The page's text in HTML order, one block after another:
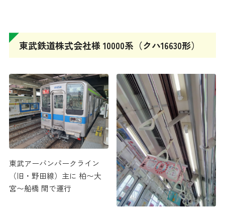
東武鉄道株式会社様 10000系（クハ16630形）
東武アーバンパークライン
（旧・野田線）主に 柏〜大
宮〜船橋 間で運行